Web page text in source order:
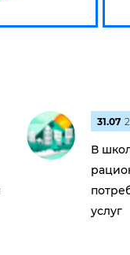
31.07
В
услуг